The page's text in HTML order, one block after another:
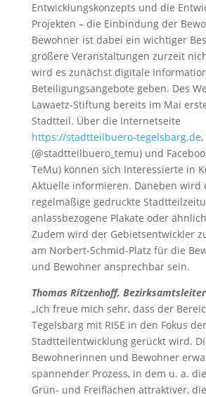
Entwicklungskonzepts und die
Projekten – die Einbindung der
Bewohner ist dabei ein wichtiger
größere Veranstaltungen zurzeit
wird es zunächst digitale
Beteiligungsangebote geben. Des
Lawaetz-Stiftung bereits im Mai
Stadtteil. Über die Internetseite
https://stadtteilbuero-tegelsbarg.de
(@stadtteilbuero_temu) und
TeMu) können sich Interessierte in
Aktuelle informieren. Daneben wird
regelmäßige gedruckte
anlassbezogene Plakate oder
Zudem wird der Gebietsentwickler
am Norbert-Schmid-Platz für die
und Bewohner ansprechbar sein.
Thomas Ritzenhoff,
„Ich freue mich sehr, dass der
Tegelsbarg mit RISE in den Fokus
Stadtteilentwicklung gerückt wird.
Bewohnerinnen und Bewohner
spannender Prozess, in dem u. a.
Grün- und Freiflächen attraktiver,